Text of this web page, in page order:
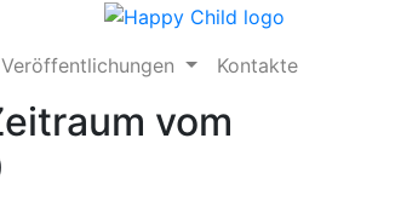
Veröffentlichungen Kontakte
vom